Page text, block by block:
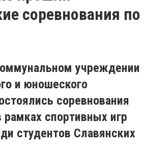
соревнования по
учреждении
и юношеского
соревнования
спортивных игр
студентов Славянских